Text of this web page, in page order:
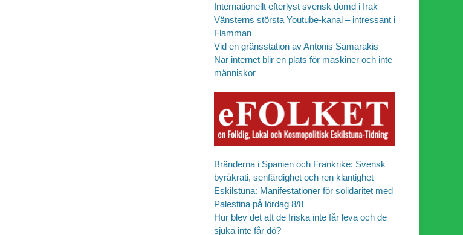
Internationellt efterlyst svensk dömd i Irak
Vänsterns största Youtube-kanal – intressant i
Flamman
Vid en gränsstation av Antonis Samarakis
När internet blir en plats för maskiner och inte
människor
Bränderna i Spanien och Frankrike: Svensk
byråkrati, senfärdighet och ren klantighet
Eskilstuna: Manifestationer för solidaritet med
Palestina på lördag 8/8
Hur blev det att de friska inte får leva och de
sjuka inte får dö?